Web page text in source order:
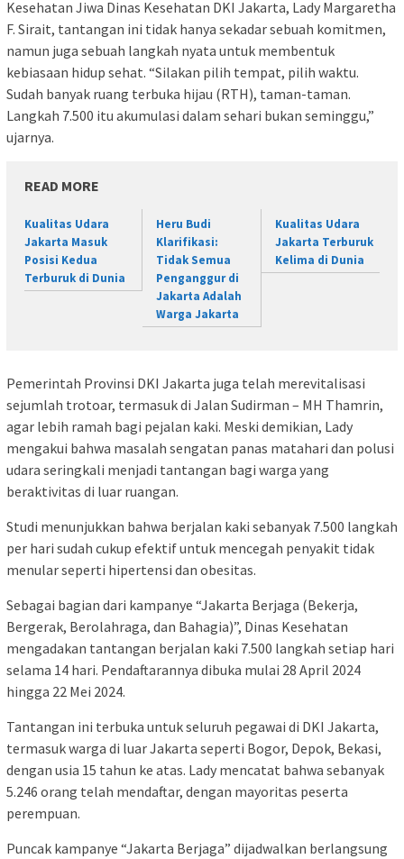
Kesehatan Jiwa Dinas Kesehatan DKI Jakarta, Lady Margaretha
F. Sirait, tantangan ini tidak hanya sekadar sebuah komitmen,
namun juga sebuah langkah nyata untuk membentuk
kebiasaan hidup sehat. “Silakan pilih tempat, pilih waktu.
Sudah banyak ruang terbuka hijau (RTH), taman-taman.
Langkah 7.500 itu akumulasi dalam sehari bukan seminggu,”
ujarnya.
READ MORE
Kualitas Udara
Jakarta Masuk
Posisi Kedua
Terburuk di Dunia
Heru Budi
Klarifikasi:
Tidak Semua
Penganggur di
Jakarta Adalah
Warga Jakarta
Kualitas Udara
Jakarta Terburuk
Kelima di Dunia
Pemerintah Provinsi DKI Jakarta juga telah merevitalisasi
sejumlah trotoar, termasuk di Jalan Sudirman – MH Thamrin,
agar lebih ramah bagi pejalan kaki. Meski demikian, Lady
mengakui bahwa masalah sengatan panas matahari dan polusi
udara seringkali menjadi tantangan bagi warga yang
beraktivitas di luar ruangan.
Studi menunjukkan bahwa berjalan kaki sebanyak 7.500 langkah
per hari sudah cukup efektif untuk mencegah penyakit tidak
menular seperti hipertensi dan obesitas.
Sebagai bagian dari kampanye “Jakarta Berjaga (Bekerja,
Bergerak, Berolahraga, dan Bahagia)”, Dinas Kesehatan
mengadakan tantangan berjalan kaki 7.500 langkah setiap hari
selama 14 hari. Pendaftarannya dibuka mulai 28 April 2024
hingga 22 Mei 2024.
Tantangan ini terbuka untuk seluruh pegawai di DKI Jakarta,
termasuk warga di luar Jakarta seperti Bogor, Depok, Bekasi,
dengan usia 15 tahun ke atas. Lady mencatat bahwa sebanyak
5.246 orang telah mendaftar, dengan mayoritas peserta
perempuan.
Puncak kampanye “Jakarta Berjaga” dijadwalkan berlangsung